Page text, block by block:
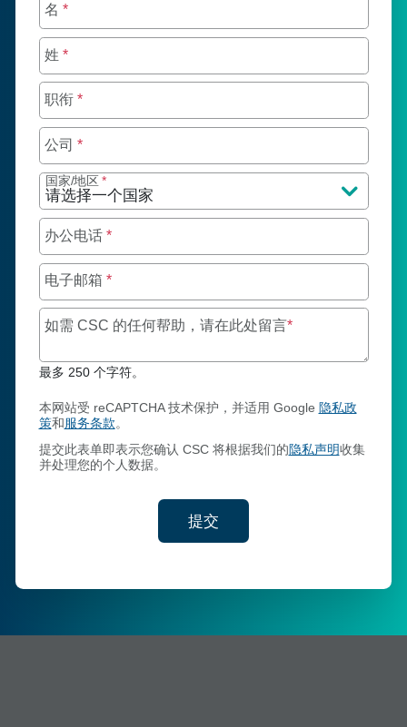
名 *
姓 *
职衔 *
公司 *
国家/地区 *
办公电话 *
电子邮箱 *
如需 CSC 的任何帮助，请在此处留言*最多 250 个字符
最多 250 个字符。
本网站受 reCAPTCHA 技术保护，并适用 Google 隐私政
策和 服务条款。
提交此表单即表示您确认 CSC 将根据我们的 隐私声明收集
并处理您的个人数据。
提交
交您的联系信息